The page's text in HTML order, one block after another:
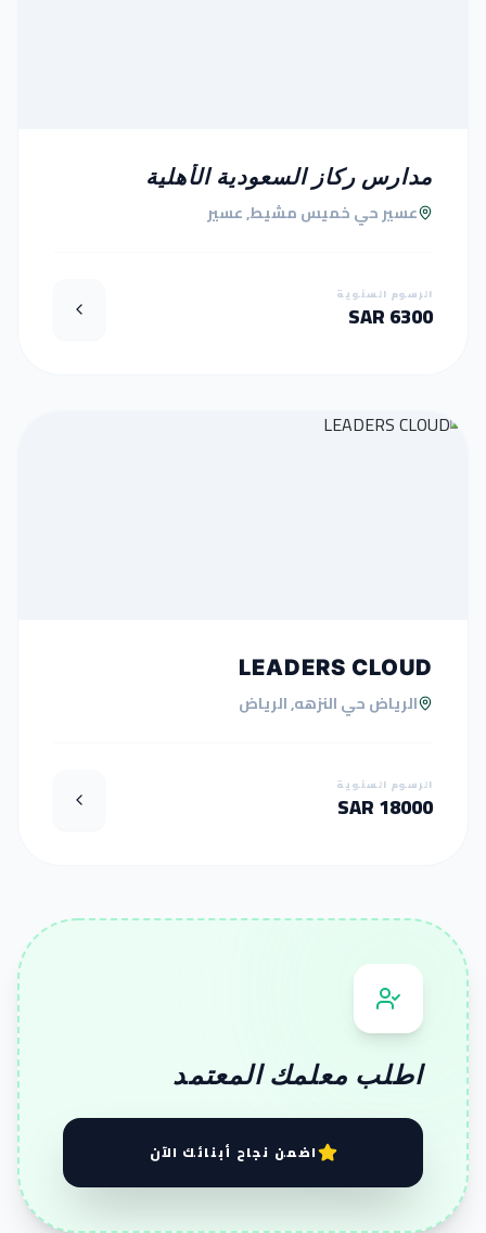
مدارس ركاز السعودية الأهلية
عسير حي خميس مشيط, عسير
الرسوم السنوية
6300 SAR
LEADERS CLOUD
الرياض حي النزهه, الرياض
الرسوم السنوية
18000 SAR
اطلب معلمك المعتمد
اضمن نجاح أبنائك الآن